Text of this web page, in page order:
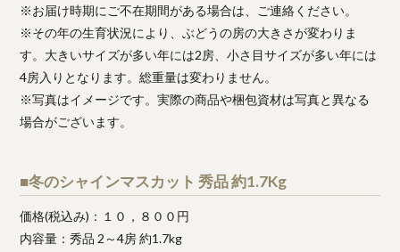
※お届け時期にご不在期間がある場合は、ご連絡ください。
※その年の生育状況により、ぶどうの房の大きさが変わりま
す。大きいサイズが多い年には2房、小さ目サイズが多い年には
4房入りとなります。総重量は変わりません。
※写真はイメージです。実際の商品や梱包資材は写真と異なる
場合がございます。
■冬のシャインマスカット 秀品 約1.7Kg
価格(税込み)：１０，８００円
内容量：秀品 2～4房 約1.7kg